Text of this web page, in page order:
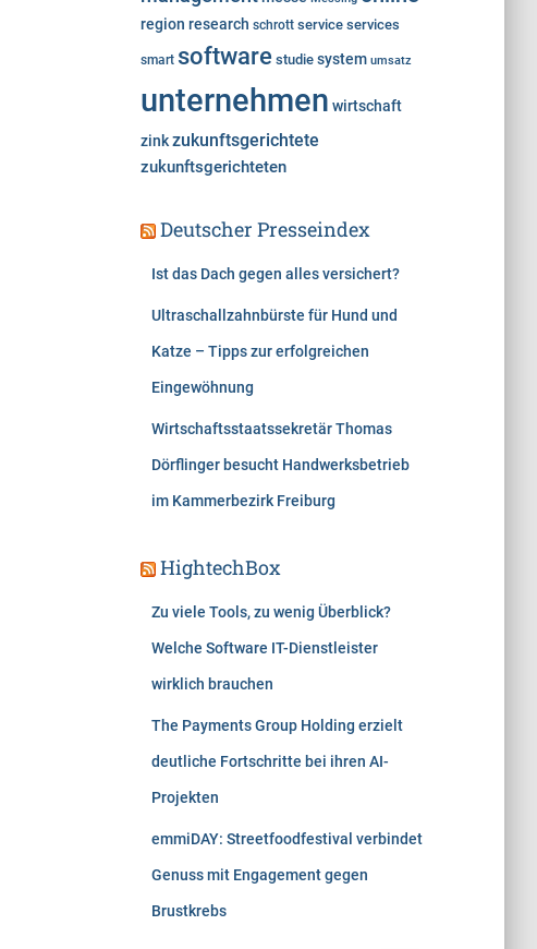
region research schrott service services
smart software studie system umsatz
unternehmen wirtschaft
zink zukunftsgerichtete
zukunftsgerichteten
Deutscher Presseindex
Ist das Dach gegen alles versichert?
Ultraschallzahnbürste für Hund und
Katze – Tipps zur erfolgreichen
Eingewöhnung
Wirtschaftsstaatssekretär Thomas
Dörflinger besucht Handwerksbetrieb
im Kammerbezirk Freiburg
HightechBox
Zu viele Tools, zu wenig Überblick?
Welche Software IT-Dienstleister
wirklich brauchen
The Payments Group Holding erzielt
deutliche Fortschritte bei ihren AI-
Projekten
emmiDAY: Streetfoodfestival verbindet
Genuss mit Engagement gegen
Brustkrebs